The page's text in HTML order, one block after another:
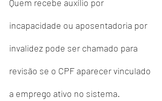
Quem recebe auxílio por
incapacidade ou aposentadoria por
invalidez pode ser chamado para
revisão se o CPF aparecer vinculado
a emprego ativo no sistema.